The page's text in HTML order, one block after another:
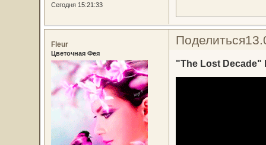
Сегодня 15:21:33
Поделиться
Fleur
Цветочная Фея
"The Lost Decade"